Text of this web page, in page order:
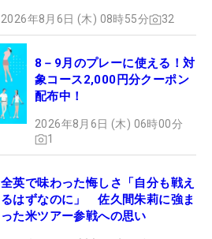
2026年8月6日 (木) 08時55分 32
8－9月のプレーに使える！対
象コース2,000円分クーポン
配布中！
2026年8月6日 (木) 06時00分
1
全英で味わった悔しさ「自分も戦え
るはずなのに」 佐久間朱莉に強ま
った米ツアー参戦への思い